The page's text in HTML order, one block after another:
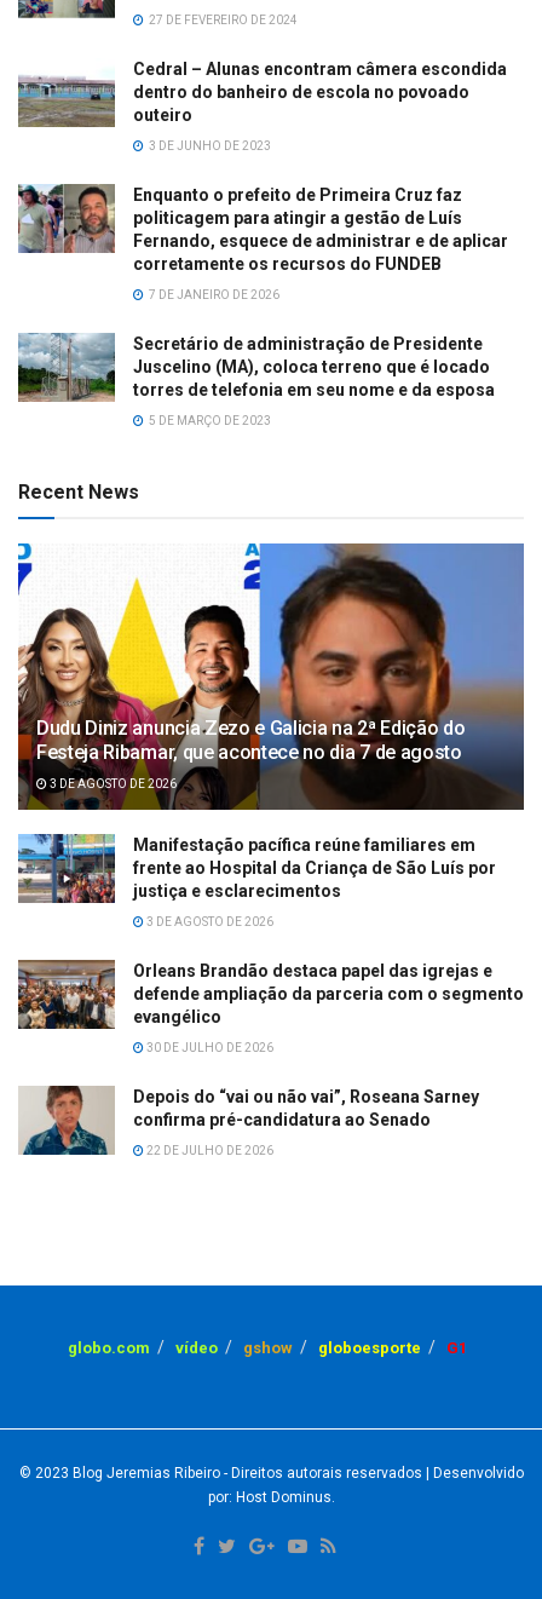
27 DE FEVEREIRO DE 2024
Cedral – Alunas encontram câmera escondida
dentro do banheiro de escola no povoado
outeiro
3 DE JUNHO DE 2023
Enquanto o prefeito de Primeira Cruz faz
politicagem para atingir a gestão de Luís
Fernando, esquece de administrar e de aplicar
corretamente os recursos do FUNDEB
7 DE JANEIRO DE 2026
Secretário de administração de Presidente
Juscelino (MA), coloca terreno que é locado
torres de telefonia em seu nome e da esposa
5 DE MARÇO DE 2023
Recent News
Dudu Diniz anuncia Zezo e Galicia na 2ª Edição do
Festeja Ribamar, que acontece no dia 7 de agosto
3 DE AGOSTO DE 2026
Manifestação pacífica reúne familiares em
frente ao Hospital da Criança de São Luís por
justiça e esclarecimentos
3 DE AGOSTO DE 2026
Orleans Brandão destaca papel das igrejas e
defende ampliação da parceria com o segmento
evangélico
30 DE JULHO DE 2026
Depois do “vai ou não vai”, Roseana Sarney
confirma pré-candidatura ao Senado
22 DE JULHO DE 2026
globo.com vídeo gshow globoesporte G1
© 2023 Blog Jeremias Ribeiro- Direitos autorais reservados | Desenvolvido
por: Host Dominus